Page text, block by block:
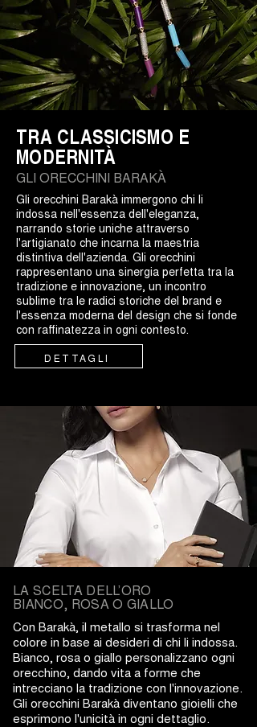
TRA CLASSICISMO E
MODERNITÀ
GLI ORECCHINI BARAKÀ
Gli orecchini Barakà immergono chi li
indossa nell'essenza dell'eleganza,
narrando storie uniche attraverso
l'artigianato che incarna la maestria
distintiva dell'azienda. Gli orecchini
rappresentano una sinergia perfetta tra la
tradizione e innovazione, un incontro
sublime tra le radici storiche del brand e
l'essenza moderna del design che si fonde
con raffinatezza in ogni contesto.
DETTAGLI
LA SCELTA DELL’ORO
BIANCO, ROSA O GIALLO
Con Barakà, il metallo si trasforma nel
colore in base ai desideri di chi li indossa.
Bianco, rosa o giallo personalizzano ogni
orecchino, dando vita a forme che
intrecciano la tradizione con l'innovazione.
Gli orecchini Barakà diventano gioielli che
esprimono l'unicità in ogni dettaglio.